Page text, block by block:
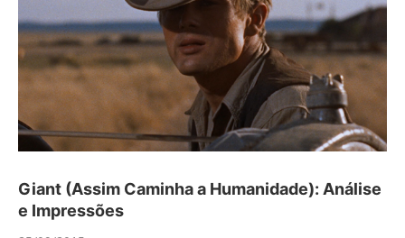
Giant (Assim Caminha a Humanidade): Análise
e Impressões